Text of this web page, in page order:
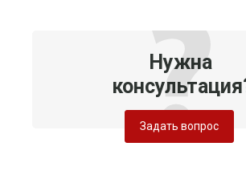
Нужна
Задать вопрос